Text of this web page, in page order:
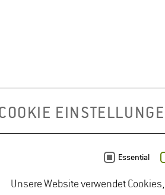
Essential
Unsere Website verwendet